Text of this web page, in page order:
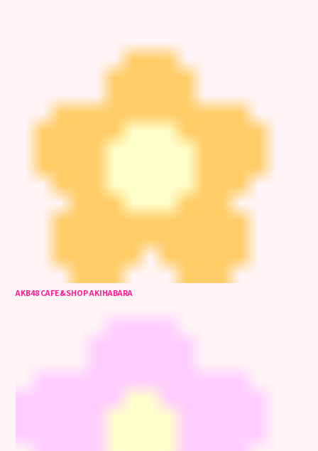
AKB48 CAFE&SHOP AKIHABARA